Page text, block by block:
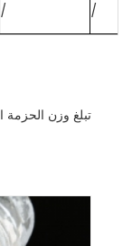
/ /